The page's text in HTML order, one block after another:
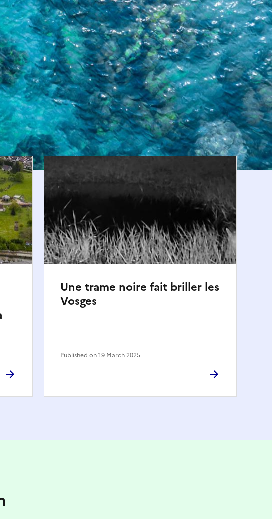
Une trame noire fait briller les
Vosges
Published on 19 March 2025